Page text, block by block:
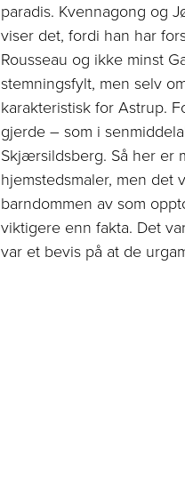
paradis. Kvenna­gong og
viser det, fordi han har
Rousseau og ikke minst
stemningsfylt, men selv
karakteristisk for Astrup.
gjerde – som i
Skjærs­ildsberg. Så her er
hjemstedsmaler, men det
barndommen av som
viktigere enn fakta. Det
var et bevis på at de